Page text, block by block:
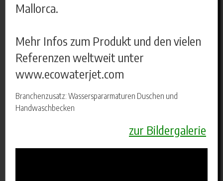
Mallorca.
Mehr Infos zum Produkt und den vielen
Referenzen weltweit unter
www.ecowaterjet.com
Branchenzusatz: Wasserspararmaturen Duschen und
Handwaschbecken
zur Bildergalerie